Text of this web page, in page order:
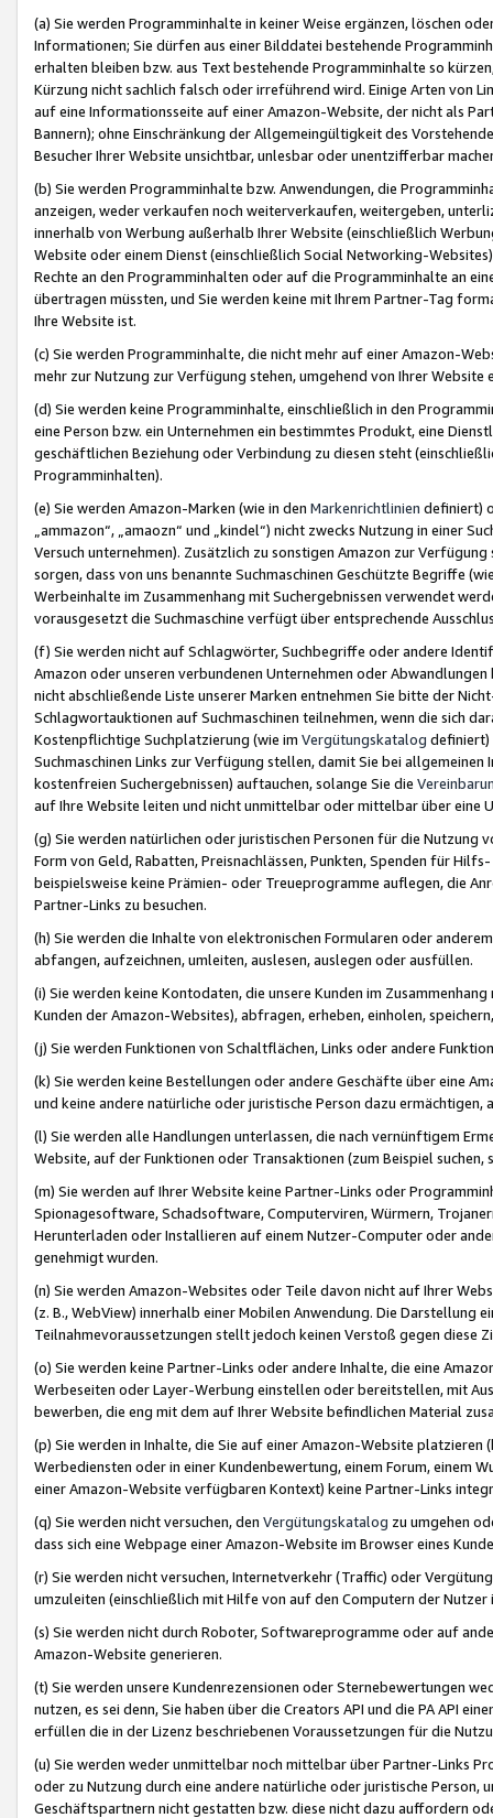
(a) Sie werden Programminhalte in keiner Weise ergänzen, löschen
Informationen; Sie dürfen aus einer Bilddatei bestehende
erhalten bleiben bzw. aus Text bestehende Programminhalte so
Kürzung nicht sachlich falsch oder irreführend wird. Einige Arten von
auf eine Informationsseite auf einer Amazon-Website, der nicht als
Bannern); ohne Einschränkung der Allgemeingültigkeit des
Besucher Ihrer Website unsichtbar, unlesbar oder unentzifferbar
(b) Sie werden Programminhalte bzw. Anwendungen, die
anzeigen, weder verkaufen noch weiterverkaufen, weitergeben,
innerhalb von Werbung außerhalb Ihrer Website (einschließlich
Website oder einem Dienst (einschließlich Social Networking-
Rechte an den Programminhalten oder auf die Programminhalte an
übertragen müssten, und Sie werden keine mit Ihrem Partner-Tag
Ihre Website ist.
(c) Sie werden Programminhalte, die nicht mehr auf einer Amazon-
mehr zur Nutzung zur Verfügung stehen, umgehend von Ihrer
(d) Sie werden keine Programminhalte, einschließlich in den
eine Person bzw. ein Unternehmen ein bestimmtes Produkt, eine
geschäftlichen Beziehung oder Verbindung zu diesen steht
Programminhalten).
(e) Sie werden Amazon-Marken (wie in den Markenrichtlinien definiert)
„ammazon“, „amaozn“ und „kindel“) nicht zwecks Nutzung in einer
Versuch unternehmen). Zusätzlich zu sonstigen Amazon zur
sorgen, dass von uns benannte Suchmaschinen Geschützte Begriffe
Werbeinhalte im Zusammenhang mit Suchergebnissen verwendet
vorausgesetzt die Suchmaschine verfügt über entsprechende
(f) Sie werden nicht auf Schlagwörter, Suchbegriffe oder andere
Amazon oder unseren verbundenen Unternehmen oder
nicht abschließende Liste unserer Marken entnehmen Sie bitte der
Schlagwortauktionen auf Suchmaschinen teilnehmen, wenn die sich
Kostenpflichtige Suchplatzierung (wie im Vergütungskatalog definiert)
Suchmaschinen Links zur Verfügung stellen, damit Sie bei
kostenfreien Suchergebnissen) auftauchen, solange Sie die
auf Ihre Website leiten und nicht unmittelbar oder mittelbar über eine
(g) Sie werden natürlichen oder juristischen Personen für die Nutzung
Form von Geld, Rabatten, Preisnachlässen, Punkten, Spenden für
beispielsweise keine Prämien- oder Treueprogramme auflegen, die
Partner-Links zu besuchen.
(h) Sie werden die Inhalte von elektronischen Formularen oder
abfangen, aufzeichnen, umleiten, auslesen, auslegen oder ausfüllen.
(i) Sie werden keine Kontodaten, die unsere Kunden im
Kunden der Amazon-Websites), abfragen, erheben, einholen,
(j) Sie werden Funktionen von Schaltflächen, Links oder andere
(k) Sie werden keine Bestellungen oder andere Geschäfte über eine
und keine andere natürliche oder juristische Person dazu
(l) Sie werden alle Handlungen unterlassen, die nach vernünftigem
Website, auf der Funktionen oder Transaktionen (zum Beispiel
(m) Sie werden auf Ihrer Website keine Partner-Links oder
Spionagesoftware, Schadsoftware, Computerviren, Würmern,
Herunterladen oder Installieren auf einem Nutzer-Computer oder
genehmigt wurden.
(n) Sie werden Amazon-Websites oder Teile davon nicht auf Ihrer
(z. B., WebView) innerhalb einer Mobilen Anwendung. Die Darstellung
Teilnahmevoraussetzungen stellt jedoch keinen Verstoß gegen diese
(o) Sie werden keine Partner-Links oder andere Inhalte, die eine
Werbeseiten oder Layer-Werbung einstellen oder bereitstellen, mit
bewerben, die eng mit dem auf Ihrer Website befindlichen Material
(p) Sie werden in Inhalte, die Sie auf einer Amazon-Website
Werbediensten oder in einer Kundenbewertung, einem Forum, einem
einer Amazon-Website verfügbaren Kontext) keine Partner-Links
(q) Sie werden nicht versuchen, den Vergütungskatalog zu umgehen
dass sich eine Webpage einer Amazon-Website im Browser eines
(r) Sie werden nicht versuchen, Internetverkehr (Traffic) oder
umzuleiten (einschließlich mit Hilfe von auf den Computern der
(s) Sie werden nicht durch Roboter, Softwareprogramme oder auf
Amazon-Website generieren.
(t) Sie werden unsere Kundenrezensionen oder Sternebewertungen
nutzen, es sei denn, Sie haben über die Creators API und die PA API
erfüllen die in der Lizenz beschriebenen Voraussetzungen für die
(u) Sie werden weder unmittelbar noch mittelbar über Partner-Links
oder zu Nutzung durch eine andere natürliche oder juristische
Geschäftspartnern nicht gestatten bzw. diese nicht dazu auffordern